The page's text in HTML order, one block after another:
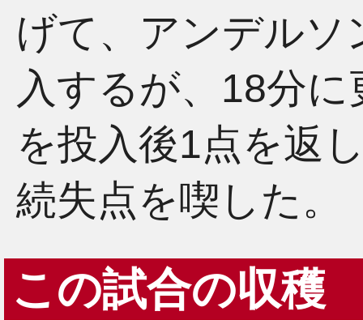
げて、アンデルソ
入するが、18分
を投入後1点を返
続失点を喫した。
この試合の収穫